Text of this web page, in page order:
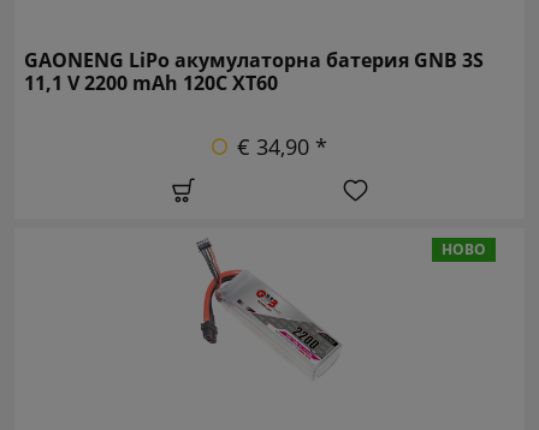
GAONENG LiPo акумулаторна батерия GNB 3S
11,1 V 2200 mAh 120C XT60
€ 34,90 *
НОВО